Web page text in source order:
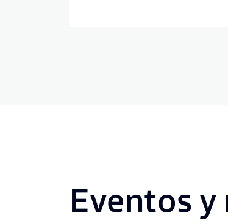
Eventos y